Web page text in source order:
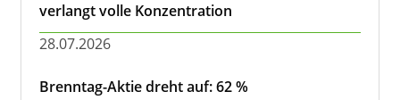
verlangt volle Konzentration
28.07.2026
Brenntag-Aktie dreht auf: 62 %